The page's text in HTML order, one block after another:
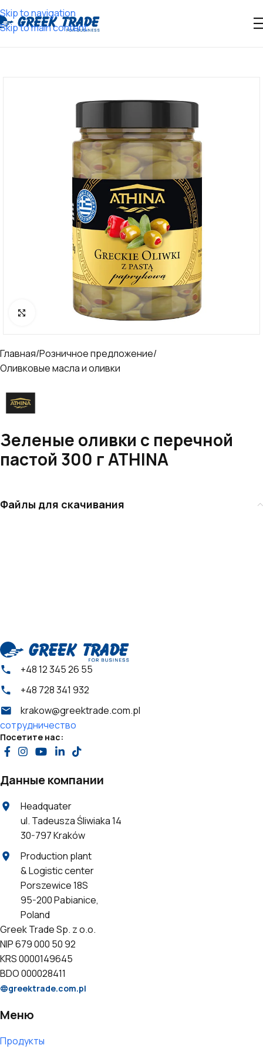
Skip to navigation
Skip to main content
Click to enlarge
Главная/Розничное предложение/
Оливковые масла и оливки
Зеленые оливки с перечной
пастой 300 г ATHINA
Файлы для скачивания
+48 12 345 26 55
+48 728 341 932
krakow@greektrade.com.pl
сотрудничество
Посетите нас:
Данные компании
Headquater
ul. Tadeusza Śliwiaka 14
30-797 Kraków
Production plant
& Logistic center
Porszewice 18S
95-200 Pabianice,
Poland
Greek Trade Sp. z o.o.
NIP 679 000 50 92
KRS 0000149645
BDO 000028411
greektrade.com.pl
Меню
Продукты